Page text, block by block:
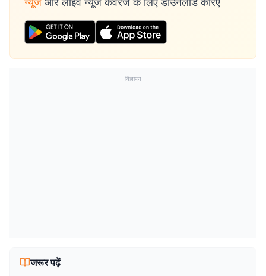
विज्ञापन
जरूर पढ़ें